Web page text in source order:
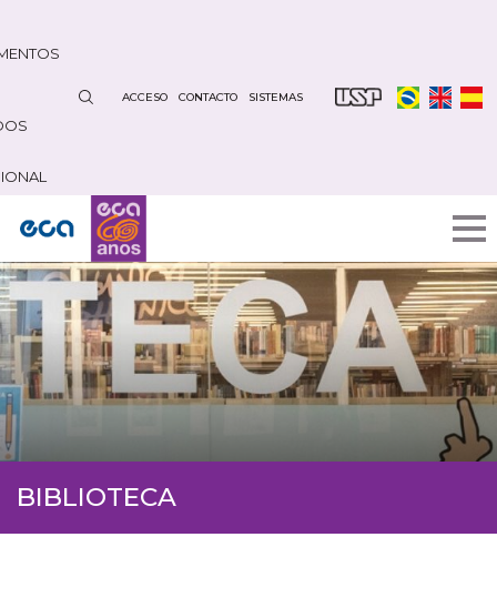
contenido
ACCESO CONTACTO SISTEMAS
BIBLIOTECA